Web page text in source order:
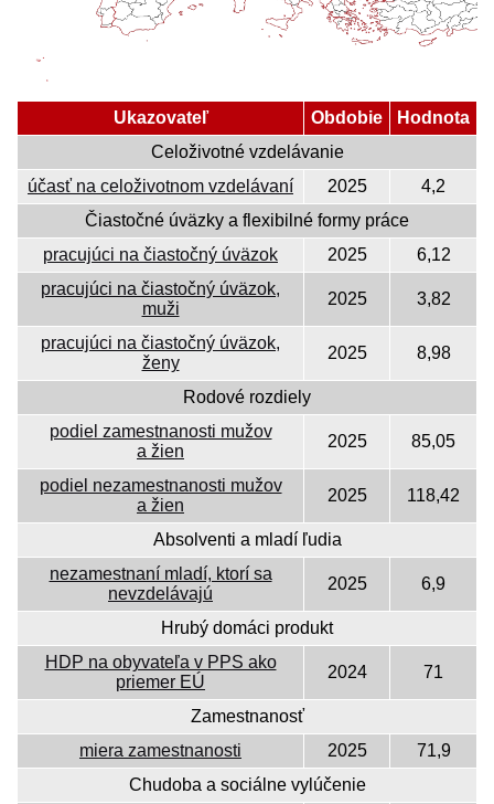
Ukazovateľ Obdobie
Hodnota
Celoživotné vzdelávanie
účasť na celoživotnom vzdelávaní
2025
4,2
Čiastočné úväzky a flexibilné formy práce
pracujúci na čiastočný úväzok
2025
6,12
pracujúci na čiastočný úväzok,
muži
2025 3,82
pracujúci na čiastočný úväzok,
ženy
2025 8,98
Rodové rozdiely
podiel zamestnanosti mužov
a žien
2025 85,05
podiel nezamestnanosti mužov
a žien
2025 118,42
Absolventi a mladí ľudia
nezamestnaní mladí, ktorí sa
nevzdelávajú
2025 6,9
Hrubý domáci produkt
HDP na obyvateľa v PPS ako
priemer EÚ
2024 71
Zamestnanosť
miera zamestnanosti
2025
71,9
Chudoba a sociálne vylúčenie